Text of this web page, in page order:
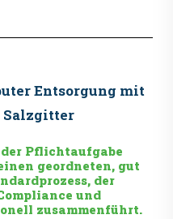
Entsorgung mit
Salzgitter
der Pflichtaufgabe
geordneten, gut
der
und
zusammenführt.